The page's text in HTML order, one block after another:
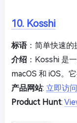
10. Kosshi
标语：简单快速的
介绍 ：Kosshi 是
macOS 和 iOS。
产品网站: 立即访问
Product Hunt: